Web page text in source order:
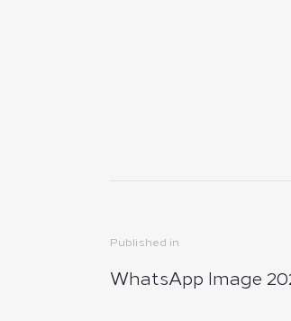
de
Published in
Previous
WhatsApp Image